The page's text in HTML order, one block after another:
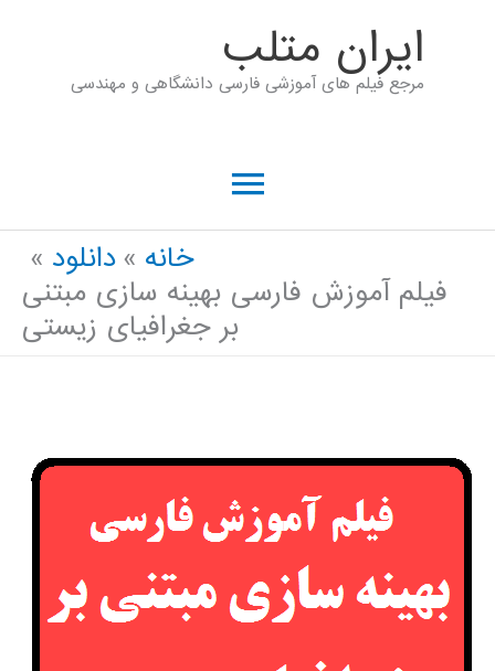
ايران متلب
مرجع فیلم های آموزشی فارسی دانشگاهی و مهندسی
فهرست
اصلیخانه
دانلود
فیلم آموزش فارسی بهینه سازی مبتنی
بر جغرافیای زیستی